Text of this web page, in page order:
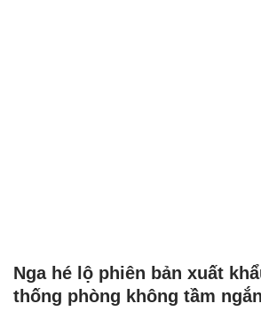
Nga hé lộ phiên bản xuất
thống phòng không tầm